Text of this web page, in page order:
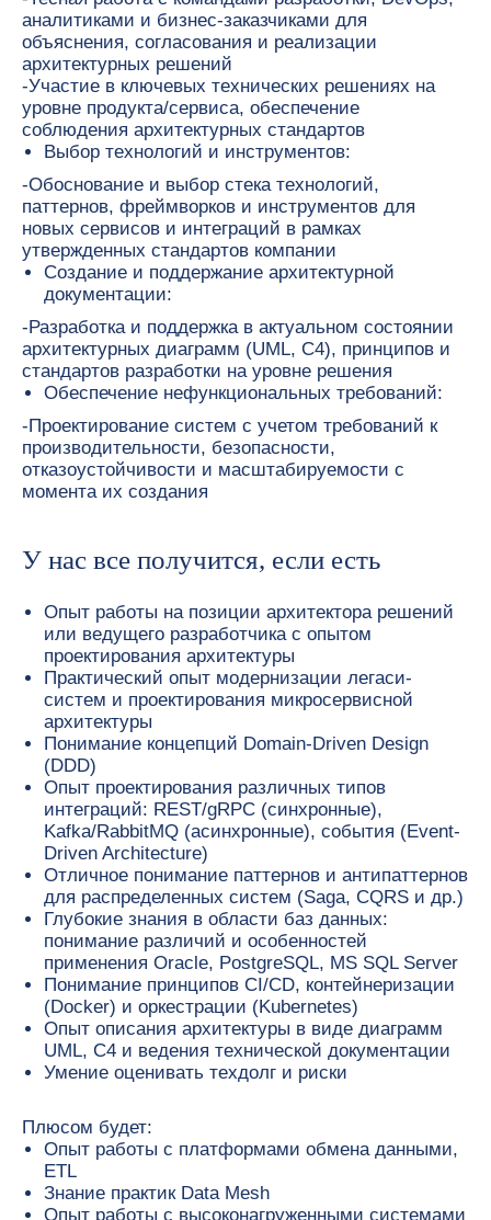
аналитиками и бизнес-заказчиками для
объяснения, согласования и реализации
архитектурных решений
-Участие в ключевых технических решениях на
уровне продукта/сервиса, обеспечение
соблюдения архитектурных стандартов
Выбор технологий и инструментов:
-Обоснование и выбор стека технологий,
паттернов, фреймворков и инструментов для
новых сервисов и интеграций в рамках
утвержденных стандартов компании
Создание и поддержание архитектурной
документации:
-Разработка и поддержка в актуальном состоянии
архитектурных диаграмм (UML, C4), принципов и
стандартов разработки на уровне решения
Обеспечение нефункциональных требований:
-Проектирование систем с учетом требований к
производительности, безопасности,
отказоустойчивости и масштабируемости с
момента их создания
У нас все получится, если есть
Опыт работы на позиции архитектора решений
или ведущего разработчика с опытом
проектирования архитектуры
Практический опыт модернизации легаси-
систем и проектирования микросервисной
архитектуры
Понимание концепций Domain-Driven Design
(DDD)
Опыт проектирования различных типов
интеграций: REST/gRPC (синхронные),
Kafka/RabbitMQ (асинхронные), события (Event-
Driven Architecture)
Отличное понимание паттернов и антипаттернов
для распределенных систем (Saga, CQRS и др.)
Глубокие знания в области баз данных:
понимание различий и особенностей
применения Oracle, PostgreSQL, MS SQL Server
Понимание принципов CI/CD, контейнеризации
(Docker) и оркестрации (Kubernetes)
Опыт описания архитектуры в виде диаграмм
UML, C4 и ведения технической документации
Умение оценивать техдолг и риски
Плюсом будет:
Опыт работы с платформами обмена данными,
ETL
Знание практик Data Mesh
Опыт работы с высоконагруженными системами
Быть с нами —
простое решение
Удобный график
и свобода быть где угодно
Для нас не важно, где вы
находитесь — в ППР можно
работать удаленно или с гибридным
графиком, если хочется увидеть
коллег. Рабочий день может быть
гибким – нам важен результат и
work & life balance каждого
сотрудника.
Не просто ДМС
лечение онкологии,
консультации,
путешествий за границу
и возможность
ДМС.
Откликнуться самому Порекомендовать другу
Откликнуться
на вакансию
Solution-архитектор